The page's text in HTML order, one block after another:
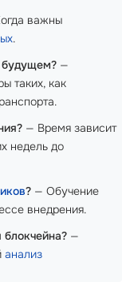
важны
.
будущем? —
таких, как
— Время зависит
недель до
? — Обучение
внедрения.
—
анализ